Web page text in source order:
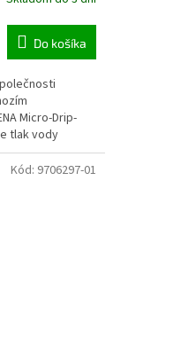
Do košíka
Micro-Drip-
tlak vody
1,5 bar....
Kód: 9706297-01